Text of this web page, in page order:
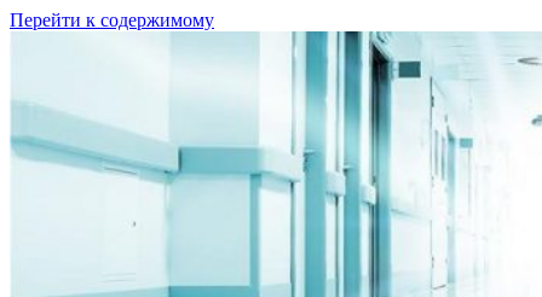
Перейти к содержимому